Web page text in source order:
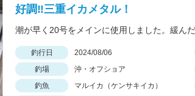
好調‼三重イカメタル！
釣行日 2024/08/06
釣場
沖・オフショア
釣魚
マルイカ（ケンサキイカ）